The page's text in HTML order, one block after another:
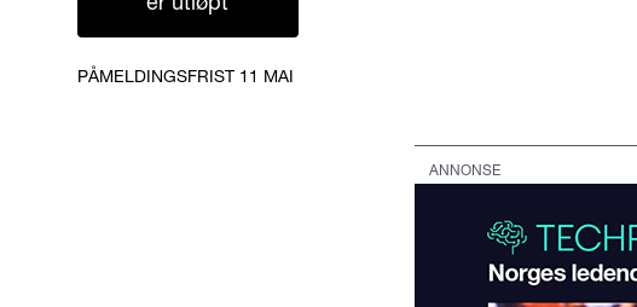
PÅMELDINGSFRIST 11 MAI
ANNONSE